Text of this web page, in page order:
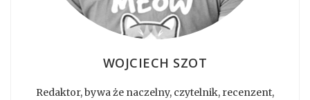
WOJCIECH SZOT
Redaktor, bywa że naczelny, czytelnik, recenzent,